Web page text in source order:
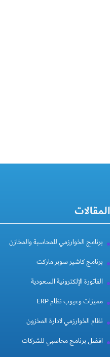
المقالات
برنامج الخوارزمي للمحاسبة والمخازن
برنامج كاشير سوبر ماركت
الفاتورة الإلكترونية السعودية
مميزات وعيوب نظام ERP
نظام الخوارزمي لادارة المخزون
افضل برنامج محاسبي للشركات